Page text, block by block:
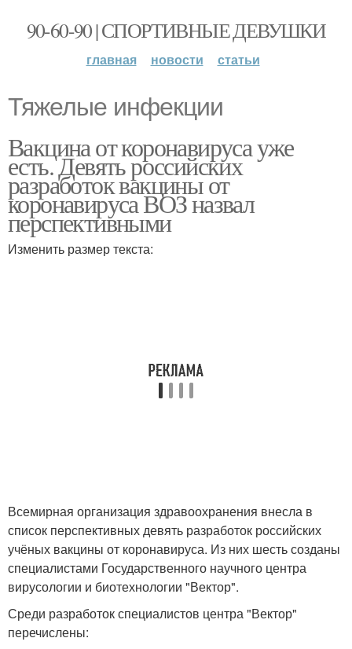
90-60-90 | СПОРТИВНЫЕ ДЕВУШКИ
главная новости статьи
Тяжелые инфекции
Вакцина от коронавируса уже
есть. Девять российских
разработок вакцины от
коронавируса ВОЗ назвал
перспективными
Изменить размер текста:
Всемирная организация здравоохранения внесла в
список перспективных девять разработок российских
учёных вакцины от коронавируса. Из них шесть созданы
специалистами Государственного научного центра
вирусологии и биотехнологии "Вектор".
Среди разработок специалистов центра "Вектор"
перечислены: